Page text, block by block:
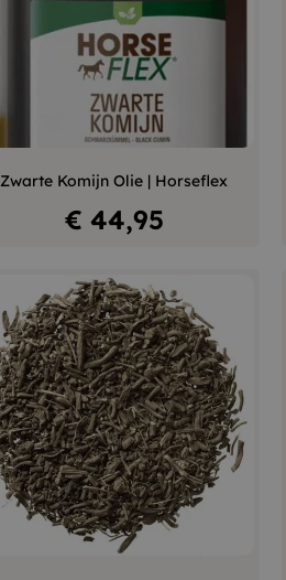
Zwarte Komijn Olie | Horseflex
Prijs
€ 44,95
In winkelwagen